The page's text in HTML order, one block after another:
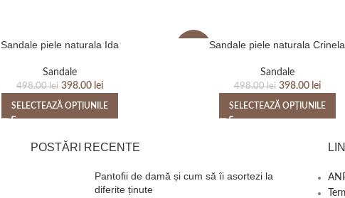
Sandale piele naturala Ida
Sandale
498.00lei 398.00 lei
SELECTEAZĂ OPȚIUNILE
Sandale piele naturala Crinela
Sandale
498.00lei 398.00 lei
SELECTEAZĂ OPȚIUNILE
POSTĂRI RECENTE
Pantofii de damă și cum să îi asortezi la
diferite ținute